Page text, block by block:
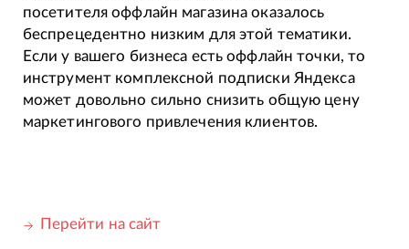
посетителя оффлайн магазина оказалось
беспрецедентно низким для этой тематики.
Если у вашего бизнеса есть оффлайн точки, то
инструмент комплексной подписки Яндекса
может довольно сильно снизить общую цену
маркетингового привлечения клиентов.
Перейти на сайт